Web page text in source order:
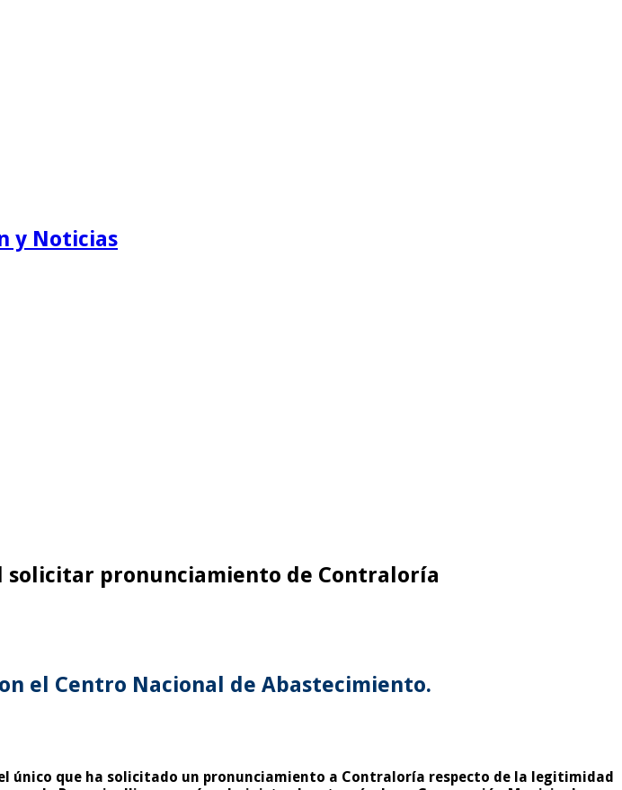
y Noticias
solicitar pronunciamiento de Contraloría
el Centro Nacional de Abastecimiento.
único que ha solicitado un pronunciamiento a Contraloría respecto de la legitimidad